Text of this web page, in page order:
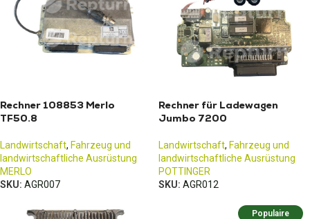
Rechner 108853 Merlo
TF50.8
Landwirtschaft, Fahrzeug und
landwirtschaftliche Ausrüstung
MERLO
SKU: AGR007
Rechner für Ladewagen
Jumbo 7200
Landwirtschaft, Fahrzeug und
landwirtschaftliche Ausrüstung
POTTINGER
SKU: AGR012
Populaire